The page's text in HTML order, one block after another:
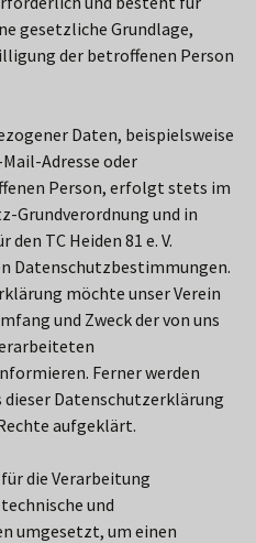
gesetzliche Grundlage,
der betroffenen Person
Daten, beispielsweise
Adresse oder
Person, erfolgt stets im
Grundverordnung und in
TC Heiden 81 e. V.
Datenschutzbestimmungen.
möchte unser Verein
und Zweck der von uns
Ferner werden
Datenschutzerklärung
aufgeklärt.
für die Verarbeitung
und
umgesetzt, um einen